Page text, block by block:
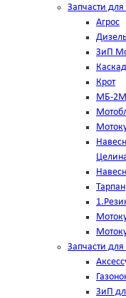
Запчасти для
Агрос
ЗиП
Крот
МБ-2М
Тарпан
Запчасти
ЗиП